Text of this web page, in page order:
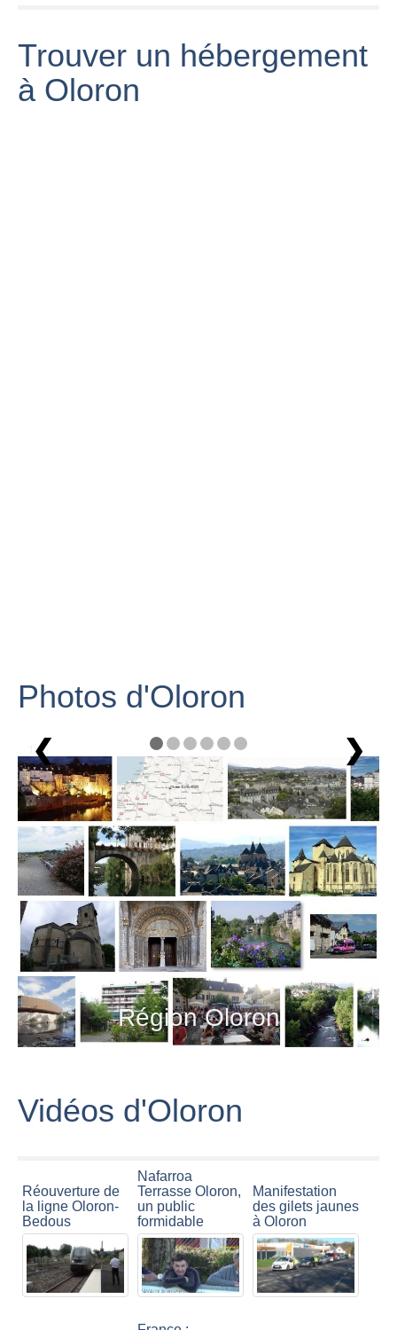
Trouver un hébergement
à Oloron
Photos d'Oloron
1 / 6
Région Oloron
❮ ❯
Vidéos d'Oloron
Réouverture de
la ligne Oloron-
Bedous
Nafarroa
Terrasse Oloron,
un public
formidable
Manifestation
des gilets jaunes
à Oloron